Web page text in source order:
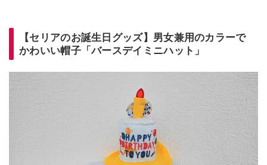
【セリアのお誕生日グッズ】男女兼用のカラーで
かわいい帽子「バースデイミニハット」